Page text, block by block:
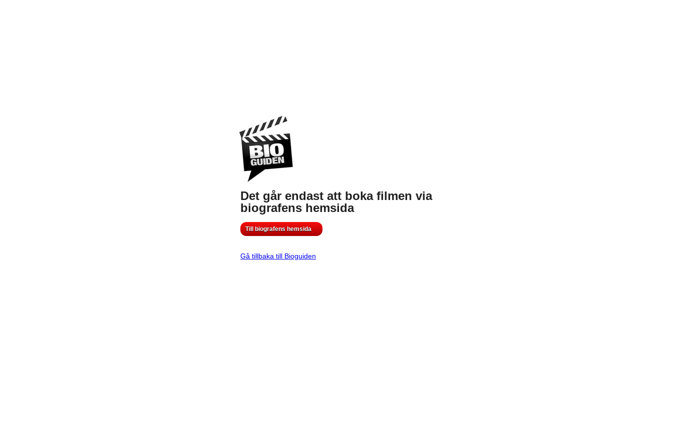
Det går endast att boka filmen via
biografens hemsida
Till biografens hemsida
Gå tillbaka till Bioguiden